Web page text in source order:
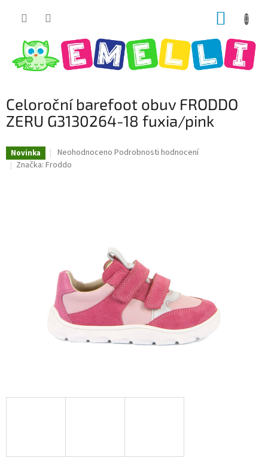
Celoroční barefoot obuv FRODDO
ZERU G3130264-18 fuxia/pink
Novinka
Průměrné
hodnocení
Neohodnoceno Podrobnosti hodnocení
Značka: Froddo